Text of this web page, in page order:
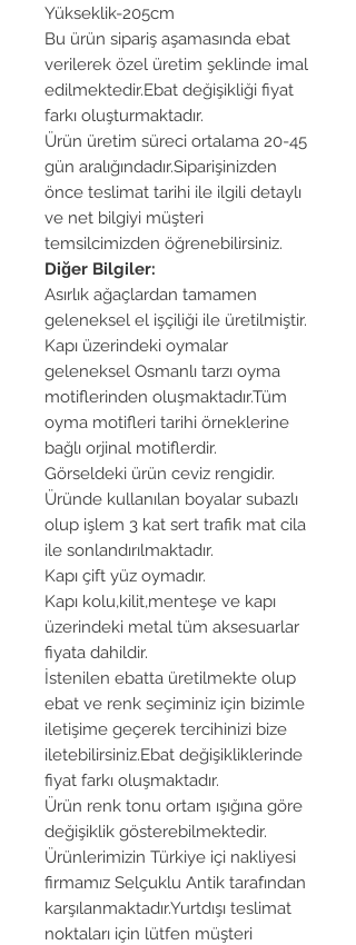
Yükseklik-205cm
Bu ürün sipariş aşamasında ebat
verilerek özel üretim şeklinde imal
edilmektedir.Ebat değişikliği fiyat
farkı oluşturmaktadır.
Ürün üretim süreci ortalama 20-45
gün aralığındadır.Siparişinizden
önce teslimat tarihi ile ilgili detaylı
ve net bilgiyi müşteri
temsilcimizden öğrenebilirsiniz.
Diğer Bilgiler:
Asırlık ağaçlardan tamamen
geleneksel el işçiliği ile üretilmiştir.
Kapı üzerindeki oymalar
geleneksel Osmanlı tarzı oyma
motiflerinden oluşmaktadır.Tüm
oyma motifleri tarihi örneklerine
bağlı orjinal motiflerdir.
Görseldeki ürün ceviz rengidir.
Üründe kullanılan boyalar subazlı
olup işlem 3 kat sert trafik mat cila
ile sonlandırılmaktadır.
Kapı çift yüz oymadır.
Kapı kolu,kilit,menteşe ve kapı
üzerindeki metal tüm aksesuarlar
fiyata dahildir.
İstenilen ebatta üretilmekte olup
ebat ve renk seçiminiz için bizimle
iletişime geçerek tercihinizi bize
iletebilirsiniz.Ebat değişikliklerinde
fiyat farkı oluşmaktadır.
Ürün renk tonu ortam ışığına göre
değişiklik gösterebilmektedir.
Ürünlerimizin Türkiye içi nakliyesi
firmamız Selçuklu Antik tarafından
karşılanmaktadır.Yurtdışı teslimat
noktaları için lütfen müşteri